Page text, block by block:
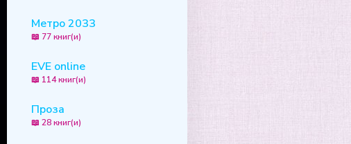
Метро 2033
📖 77 книг(и)
EVE online
📖 114 книг(и)
Проза
📖 28 книг(и)